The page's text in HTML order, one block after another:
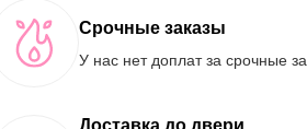
Срочные заказы
У нас нет доплат за срочные